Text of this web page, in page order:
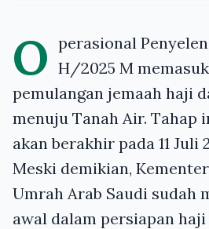
O perasional
H/2025 M
pemulangan jemaah haji
menuju Tanah Air. Tahap
akan berakhir pada 11 Juli
Meski demikian,
Umrah Arab Saudi sudah
awal dalam persiapan